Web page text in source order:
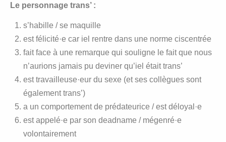
Le personnage trans’ :
s’habille / se maquille
est félicité·e car iel rentre dans une norme ciscentrée
fait face à une remarque qui souligne le fait que nous
n’aurions jamais pu deviner qu’iel était trans’
est travailleuse·eur du sexe (et ses collègues sont
également trans’)
a un comportement de prédateurice / est déloyal·e
est appelé·e par son deadname / mégenré·e
volontairement